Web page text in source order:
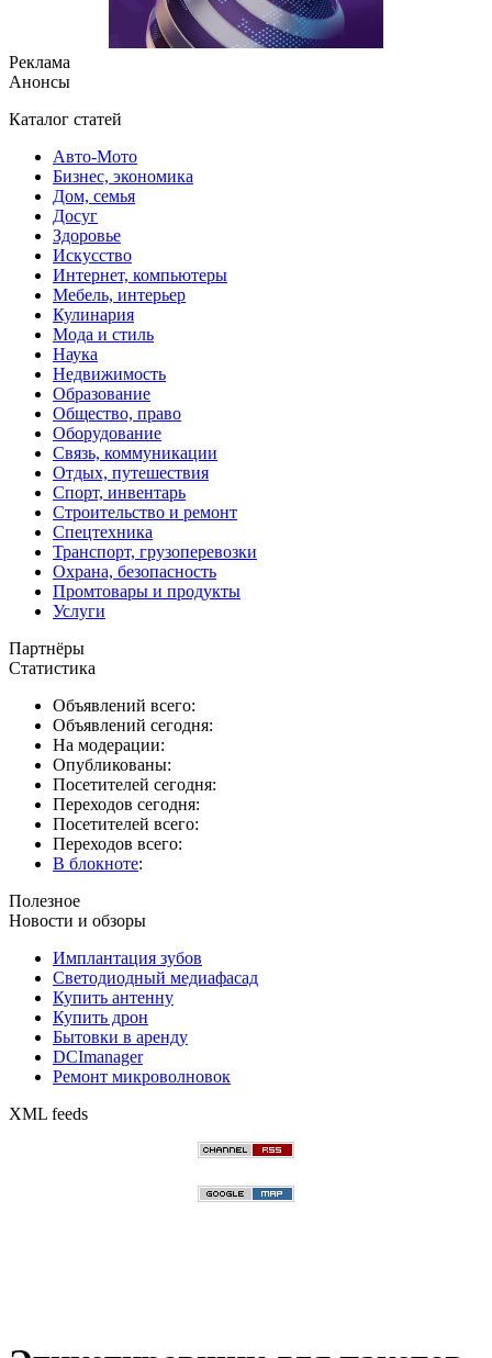
Реклама
Анонсы
Каталог статей
Авто-Мото
Бизнес, экономика
Дом, семья
Досуг
Здоровье
Искусство
Интернет, компьютеры
Мебель, интерьер
Кулинария
Мода и стиль
Наука
Недвижимость
Образование
Общество, право
Оборудование
Связь, коммуникации
Отдых, путешествия
Спорт, инвентарь
Строительство и ремонт
Спецтехника
Транспорт, грузоперевозки
Охрана, безопасность
Промтовары и продукты
Услуги
Партнёры
Статистика
Объявлений всего:
Объявлений сегодня:
На модерации:
Опубликованы:
Посетителей сегодня:
Переходов сегодня:
Посетителей всего:
Переходов всего:
В блокноте:
Полезное
Новости и обзоры
Имплантация зубов
Светодиодный медиафасад
Купить антенну
Купить дрон
Бытовки в аренду
DCImanager
Ремонт микроволновок
XML feeds